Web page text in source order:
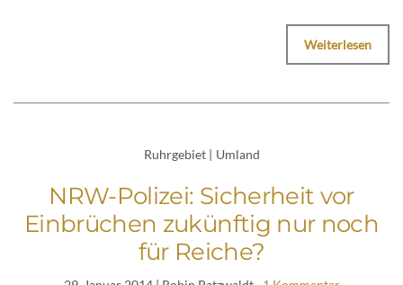
Weiterlesen
Ruhrgebiet | Umland
NRW-Polizei: Sicherheit vor
Einbrüchen zukünftig nur noch
für Reiche?